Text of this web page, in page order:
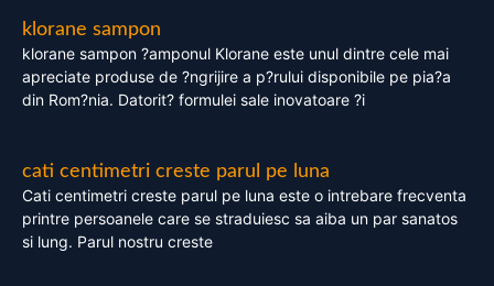
klorane sampon
klorane sampon ?amponul Klorane este unul dintre cele mai
apreciate produse de ?ngrijire a p?rului disponibile pe pia?a
din Rom?nia. Datorit? formulei sale inovatoare ?i
cati centimetri creste parul pe luna
Cati centimetri creste parul pe luna este o intrebare frecventa
printre persoanele care se straduiesc sa aiba un par sanatos
si lung. Parul nostru creste